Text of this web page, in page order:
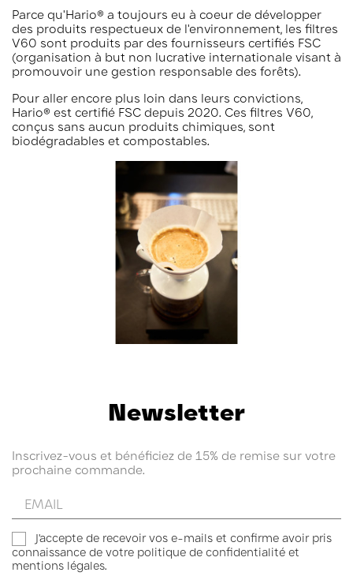
Parce qu'Hario® a toujours eu à coeur de développer
des produits respectueux de l'environnement, les filtres
V60 sont produits par des fournisseurs certifiés FSC
(organisation à but non lucrative internationale visant à
promouvoir une gestion responsable des forêts).
Pour aller encore plus loin dans leurs convictions,
Hario® est certifié FSC depuis 2020. Ces filtres V60,
conçus sans aucun produits chimiques, sont
biodégradables et compostables.
Newsletter
Inscrivez-vous et bénéficiez de 15% de remise sur votre
prochaine commande.
Entrez
votre
email
J'accepte de recevoir vos e-mails et confirme avoir pris
connaissance de votre politique de confidentialité et
mentions légales.